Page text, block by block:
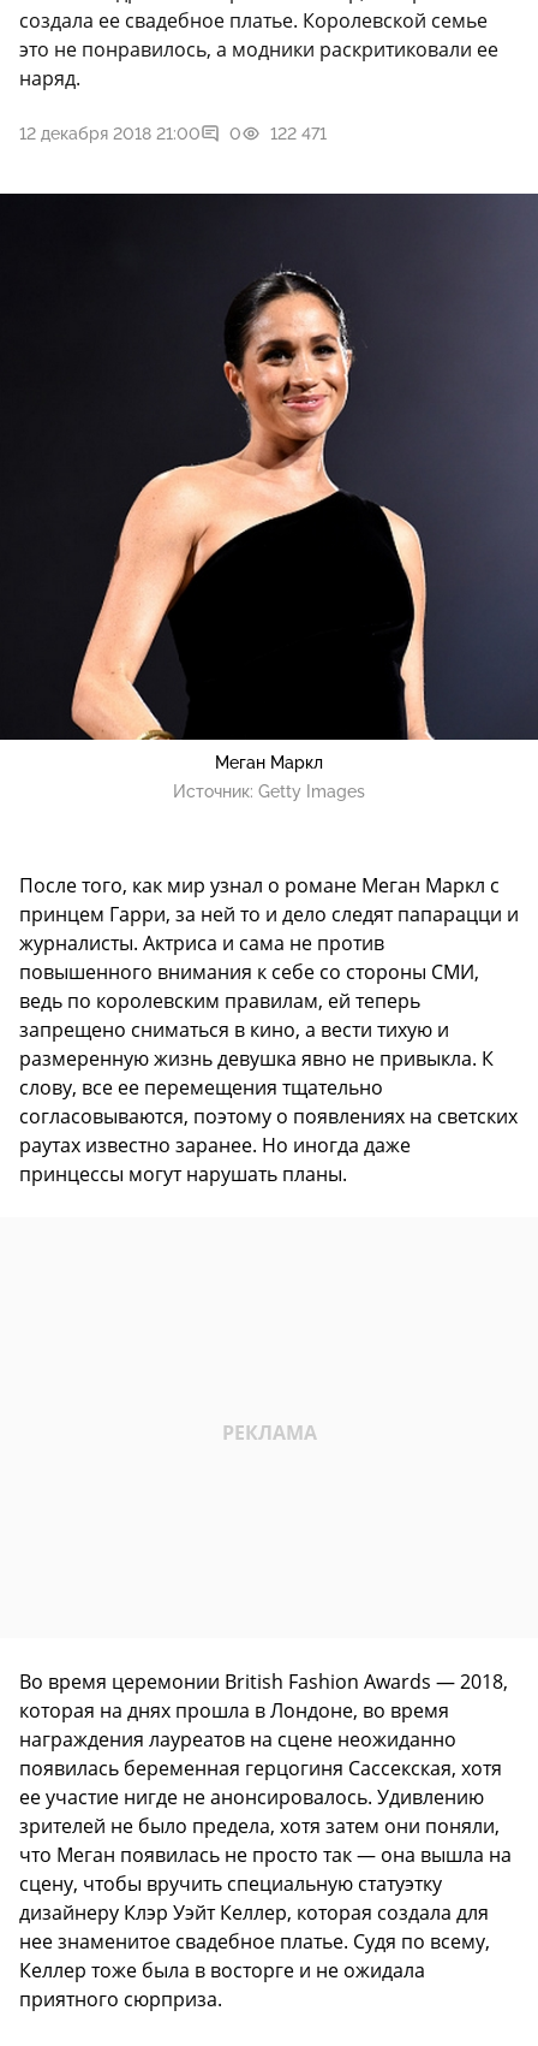
создала ее свадебное платье. Королевской семье
это не понравилось, а модники раскритиковали ее
наряд.
12 декабря 2018 21:00 0 122 471
Меган Маркл
Источник: Getty Images
После того, как мир узнал о романе Меган Маркл с
принцем Гарри, за ней то и дело следят папарацци и
журналисты. Актриса и сама не против
повышенного внимания к себе со стороны СМИ,
ведь по королевским правилам, ей теперь
запрещено сниматься в кино, а вести тихую и
размеренную жизнь девушка явно не привыкла. К
слову, все ее перемещения тщательно
согласовываются, поэтому о появлениях на светских
раутах известно заранее. Но иногда даже
принцессы могут нарушать планы.
Во время церемонии British Fashion Awards — 2018,
которая на днях прошла в Лондоне, во время
награждения лауреатов на сцене неожиданно
появилась беременная герцогиня Сассекская, хотя
ее участие нигде не анонсировалось. Удивлению
зрителей не было предела, хотя затем они поняли,
что Меган появилась не просто так — она вышла на
сцену, чтобы вручить специальную статуэтку
дизайнеру Клэр Уэйт Келлер, которая создала для
нее знаменитое свадебное платье. Судя по всему,
Келлер тоже была в восторге и не ожидала
приятного сюрприза.